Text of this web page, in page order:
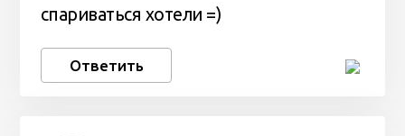
спариваться хотели =)
Ответить